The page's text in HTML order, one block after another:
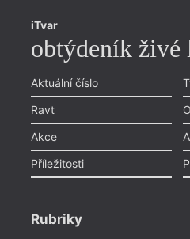
iTvar
obtýdeník živé
Aktuální číslo
Ravt
Akce
Příležitosti
Rubriky